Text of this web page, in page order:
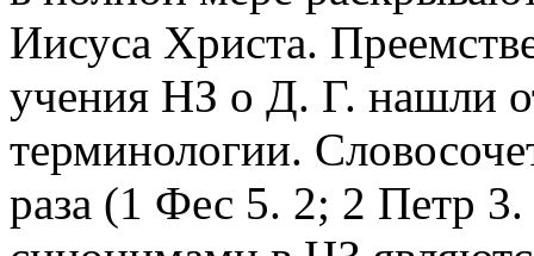
Иисуса Христа.
учения НЗ о Д. Г. нашли
терминологии.
раза (1 Фес 5. 2; 2 Петр